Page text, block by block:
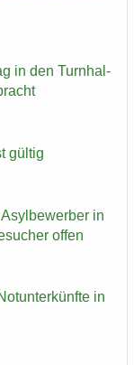
in den Turn­hal­
gül­tig
in
offen
in